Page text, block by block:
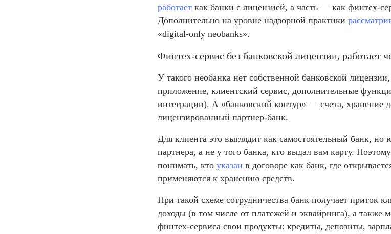
работает как банки с лицензией, а часть — как финтех-
Дополнительно на уровне надзорной практики
«digital-only neobanks».
Финтех-сервис без банковской лицензии, работает
У такого необанка нет собственной банковской
приложение, клиентский сервис, дополнительные
интеграции). А «банковский контур» — счета, хранение
лицензированный партнер-банк.
Для клиента это выглядит как самостоятельный банк, но
партнера, а не у того банка, кто выдал вам карту.
понимать, кто указан в договоре как банк, где
применяются к хранению средств.
При такой схеме сотрудничества банк получает приток
доходы (в том числе от платежей и эквайринга), а также
финтех-сервиса свои продукты: кредиты, депозиты,